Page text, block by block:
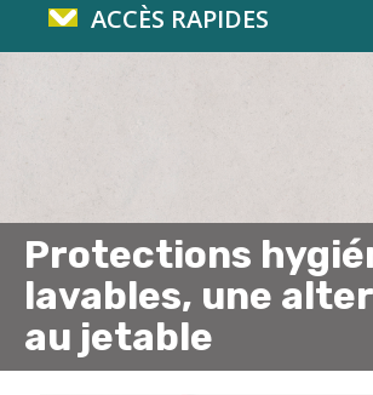
ACCÈS RAPIDES
Protections
lavables, une
au jetable